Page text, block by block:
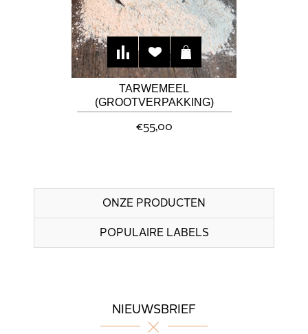
TARWEMEEL
(GROOTVERPAKKING)
€55,00
ONZE PRODUCTEN
POPULAIRE LABELS
NIEUWSBRIEF